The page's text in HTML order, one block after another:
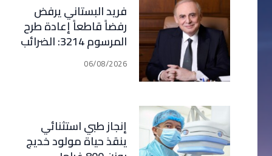
فريد البستاني يرفض
رفضاً قاطعاً إعادة طرح
المرسوم 3214: الضرائب
الجديدة تعرقل التعافي
الاقتصادي وتناقض
06/08/2026
إنجاز طبي استثنائي
ينقذ حياة مولود خديج